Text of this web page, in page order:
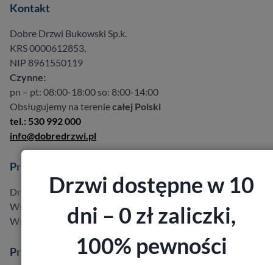
Kontakt
Dobre Drzwi Bukowski Sp.k.
KRS 0000612853,
NIP 8961550119
Czynne:
pn – pt: 08:00-18:00 so: 8:00-14:00
Obsługujemy na tereniecałej Polski
tel.: 530 992 000
info@dobredrzwi.pl
Produkty
Drzwi w promocji do -40%
Wszystkie produkty
Wszyscy producenci
Producenci
Drzwi dostępne w 10
dni – 0 zł zaliczki,
100% pewności